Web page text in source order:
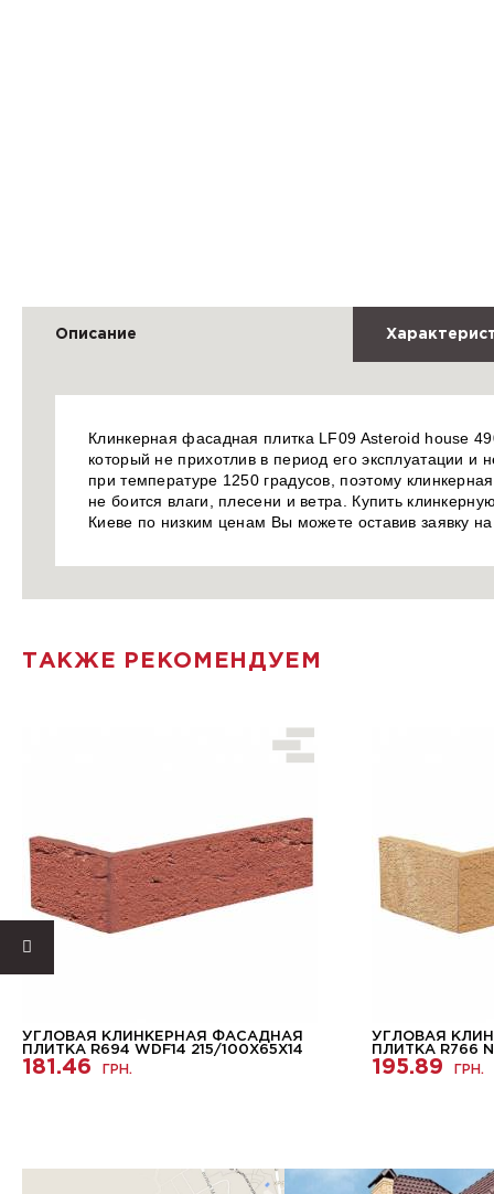
Описание
Клинкерная фасадная плитка LF09 Asteroid house
который не прихотлив в период его эксплуатации и
при температуре 1250 градусов, поэтому
не боится влаги, плесени и ветра. Купить
Киеве по низким ценам Вы можете оставив заявку
ТАКЖЕ РЕКОМЕНДУЕМ
УГЛОВАЯ КЛИНКЕРНАЯ ФАСАДНАЯ
ПЛИТКА R694 WDF14 215/100Х65Х14
181.46 ГРН.
УГЛОВАЯ
ПЛИТКА R766
195.89 ГРН.